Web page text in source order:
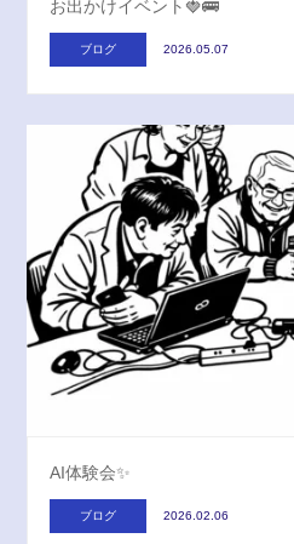
お出かけイベント🍓🚌
ブログ 2026.05.07
AI体験会✨
ブログ 2026.02.06